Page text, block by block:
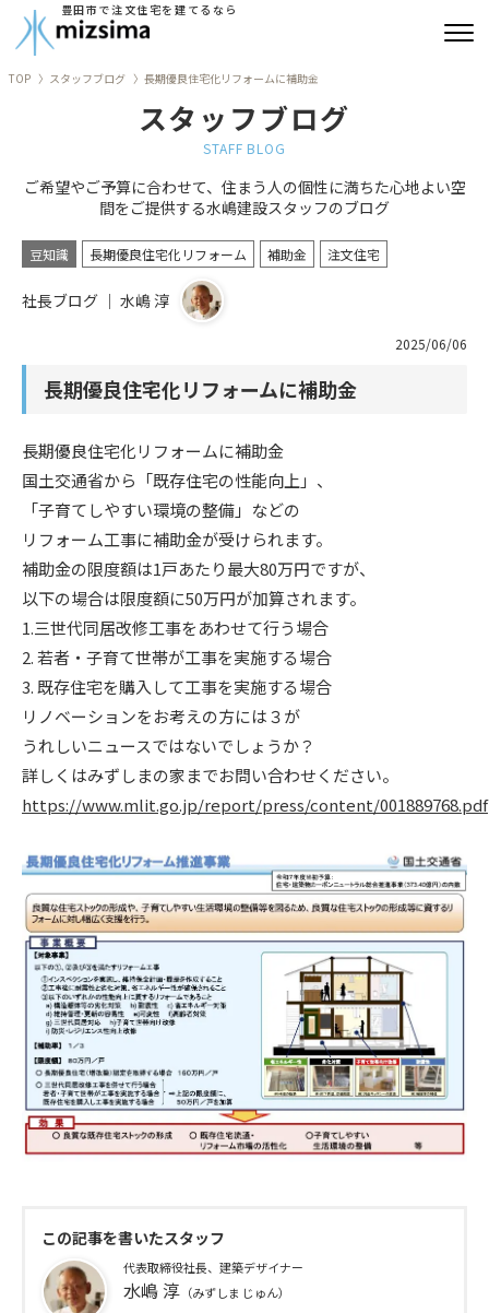
豊田市で注文住宅を建てるなら
リフォーム
古民家再生
建築実績
ニュース
イベント情報
資料請求・お問い合わせ
TOP スタッフブログ 長期優良住宅化リフォームに補助金
スタッフブログ
STAFF BLOG
ご希望やご予算に合わせて、住まう人の個性に満ちた心地よい空
間をご提供する水嶋建設スタッフのブログ
豆知識 長期優良住宅化リフォーム 補助金 注文住宅
社長ブログ ｜ 水嶋 淳
2025/06/06
長期優良住宅化リフォームに補助金
長期優良住宅化リフォームに補助金
国土交通省から「既存住宅の性能向上」、
「子育てしやすい環境の整備」などの
リフォーム工事に補助金が受けられます。
補助金の限度額は1戸あたり最大80万円ですが、
以下の場合は限度額に50万円が加算されます。
1.三世代同居改修工事をあわせて行う場合
2.若者・子育て世帯が工事を実施する場合
3.既存住宅を購入して工事を実施する場合
リノベーションをお考えの方には３が
うれしいニュースではないでしょうか？
詳しくはみずしまの家までお問い合わせください。
https://www.mlit.go.jp/report/press/content/001889768.pdf
この記事を書いたスタッフ
代表取締役社長、建築デザイナー
水嶋 淳 （みずしま じゅん）